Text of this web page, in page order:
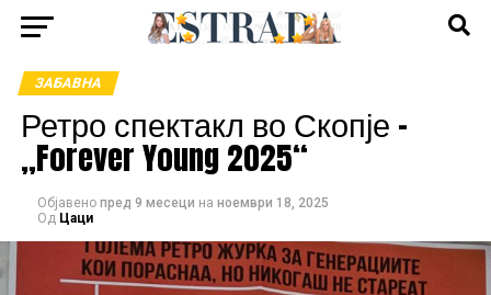
ЗАБАВНА
Ретро спектакл во Скопје –
„Forever Young 2025“
Објавено пред 9 месеци на ноември 18, 2025
Од Цаци